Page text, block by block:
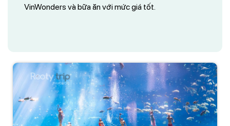
VinWonders và bữa ăn với mức giá tốt.